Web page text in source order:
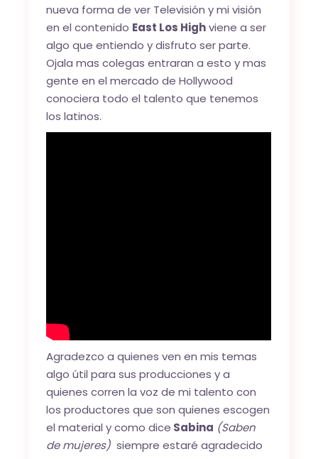
nueva forma de ver Televisión y mi visión
en el contenido East Los Highviene a ser
algo que entiendo y disfruto ser parte.
Ojala mas colegas entraran a esto y mas
gente en el mercado de Hollywood
conociera todo el talento que tenemos
los latinos.
Agradezco a quienes ven en mis temas
algo útil para sus producciones y a
quienes corren la voz de mi talento con
los productores que son quienes escogen
el material y como dice Sabina (Saben
de mujeres)siempre estaré agradecido